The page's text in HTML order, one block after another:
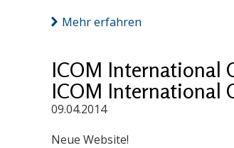
Mehr erfahren
ICOM International
ICOM International
09.04.2014
Neue Website!